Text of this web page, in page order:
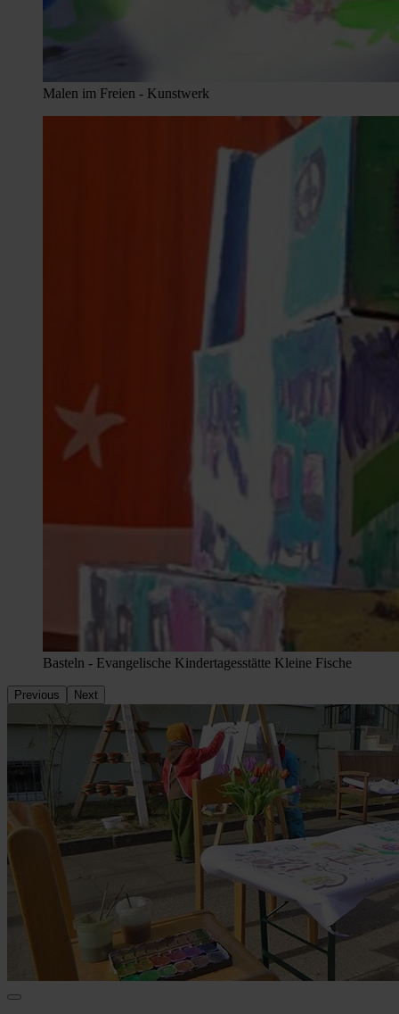
Malen im Freien - Kunstwerk
Basteln - Evangelische Kindertagesstätte Kleine Fische
Previous Next